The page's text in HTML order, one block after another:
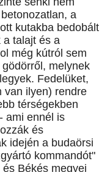
a
kutakba bedobált
a talajt és a
még kútról sem
melynek
Fedelüket,
van ilyen) rendre
térségekben
ami ennél is
és
idején a budaörsi
kommandót"
Békés megyei